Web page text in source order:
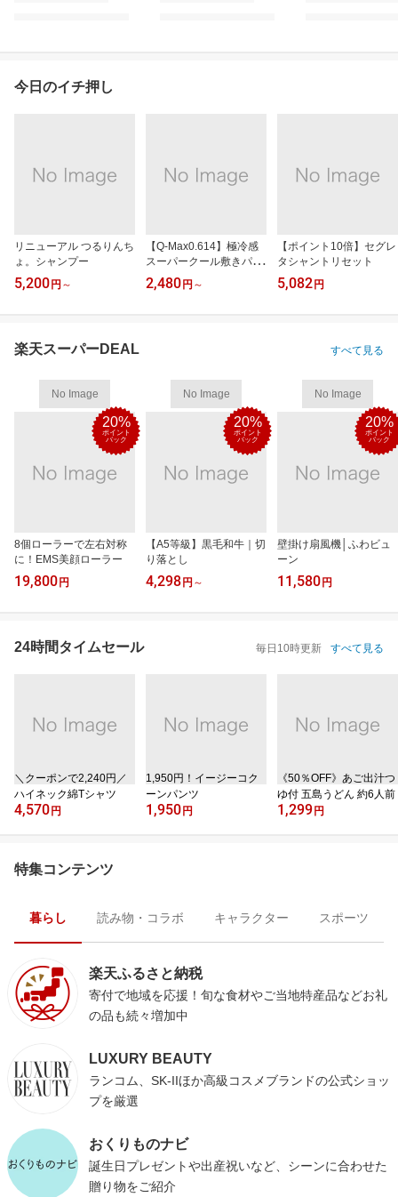
今日のイチ押し
リニューアル つるりんち
ょ。シャンプー
5,200 円 ～
【Q-Max0.614】極冷感
スーパークール敷きパッ
ド
2,480 円 ～
【ポイント10倍】セグレ
タシャントリセット
5,082 円
楽天スーパーDEAL すべて見る
No Image
20%
ポイント
バック
8個ローラーで左右対称
に！EMS美顔ローラー
19,800 円
No Image
20%
ポイント
バック
【A5等級】黒毛和牛｜切
り落とし
4,298 円 ～
No Image
20%
ポイント
バック
壁掛け扇風機│ふわビュ
ーン
11,580 円
24時間タイムセール 毎日10時更新 すべて見る
＼クーポンで2,240円／
ハイネック綿Tシャツ
4,570 円
1,950円！イージーコク
ーンパンツ
1,950 円
《50％OFF》あご出汁つ
ゆ付 五島うどん 約6人前
1,299 円
特集コンテンツ
暮らし 読み物・コラボ キャラクター スポーツ
楽天ふるさと納税
寄付で地域を応援！旬な食材やご当地特産品などお礼
の品も続々増加中
LUXURY BEAUTY
ランコム、SK-IIほか高級コスメブランドの公式ショッ
プを厳選
おくりものナビ
誕生日プレゼントや出産祝いなど、シーンに合わせた
贈り物をご紹介